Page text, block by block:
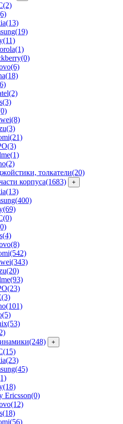
(2)
(13)
(19)
(11)
(1)
(0)
(6)
(18)
(2)
(3)
(8)
(3)
(21)
(3)
(1)
(2)
толкатели(20)
корпуса(1683) +
(13)
(400)
(69)
(0)
(4)
(8)
(542)
(343)
(20)
(93)
(23)
(3)
(101)
(5)
(53)
(248) +
(15)
(23)
(45)
(18)
Ericsson(0)
(12)
(18)
(56)